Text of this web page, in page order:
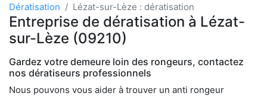
Dératisation Lézat-sur-Lèze : dératisation
Entreprise de dératisation à Lézat-
sur-Lèze (09210)
Gardez votre demeure loin des rongeurs, contactez
nos dératiseurs professionnels
Nous pouvons vous aider à trouver un anti rongeur